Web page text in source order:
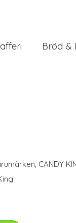
Bröd &
, CANDY